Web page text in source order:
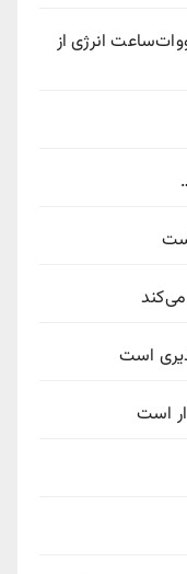
و ۵۰۹ هزار و ۵۵۰ کیلووات‌ساعت انرژی از
است
است